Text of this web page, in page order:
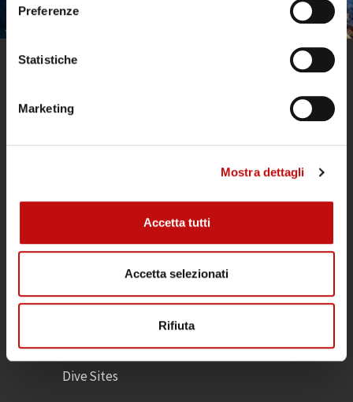
Preferenze
Statistiche
Marketing
Mostra dettagli
Accetta tutti
Accetta selezionati
Rifiuta
Argentario for technical and recreational
divers, for groups and diving schools.
TERMS AND CONDITIONS OF SALE
EXPERIENCES
Dive Sites